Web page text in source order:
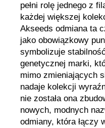
pełni rolę jednego z
każdej większej
Akseeds odmiana ta
jako obowiązkowy
symbolizuje
genetycznej marki,
mimo zmieniających
nadaje kolekcji
nie została ona
nowych, modnych
odmiany, która łączy